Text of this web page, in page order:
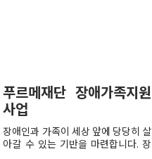
푸르메재단 장애가족지원
사업
장애인과 가족이 세상 앞에 당당히 살
아갈 수 있는 기반을 마련합니다. 장